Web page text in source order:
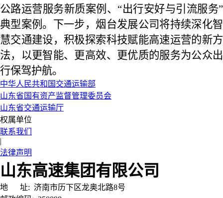
公路运营服务新质案例、“出行安好与引流服务”
典型案例。下一步，烟台发展公司将持续深化智
慧交通建设，积极探索科技赋能高速运营的新方
法，以更智能、更高效、更优质的服务为公众出
行保驾护航。
中华人民共和国交通运输部
山东省国有资产监督管理委员会
山东省交通运输厅
权属单位
联系我们
|
法律声明
山东高速集团有限公司
地 址: 济南市历下区龙奥北路8号